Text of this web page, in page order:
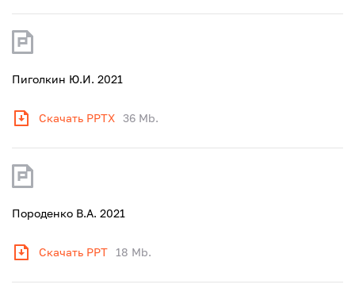
Пиголкин Ю.И. 2021
Скачать PPTX 36 Mb.
Породенко В.А. 2021
Скачать PPT 18 Mb.